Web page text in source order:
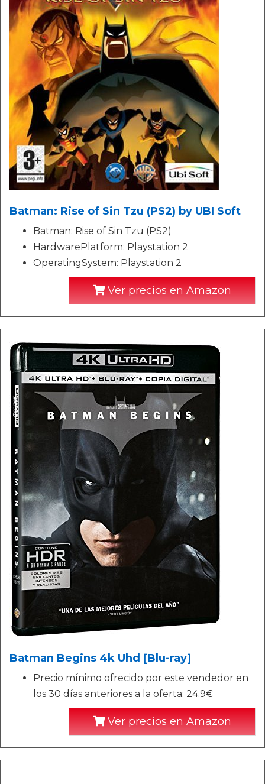
Batman: Rise of Sin Tzu (PS2) by UBI Soft
Batman: Rise of Sin Tzu (PS2)
HardwarePlatform: Playstation 2
OperatingSystem: Playstation 2
Ver precios en Amazon
Batman Begins 4k Uhd [Blu-ray]
Precio mínimo ofrecido por este vendedor en
los 30 días anteriores a la oferta: 24.9€
Ver precios en Amazon